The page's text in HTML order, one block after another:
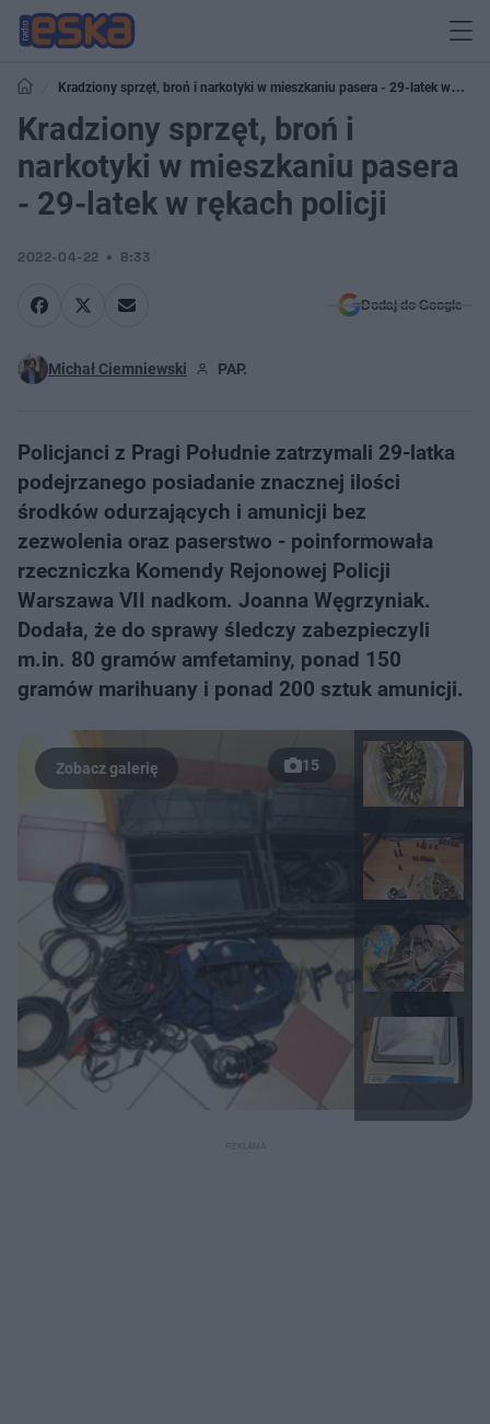
Kradziony sprzęt, broń i narkotyki w mieszkaniu pasera - 29-latek w
rękach policji
Kradziony sprzęt, broń i
narkotyki w mieszkaniu pasera
- 29-latek w rękach policji
2022-04-22 8:33
Dodaj do Google
Michał Ciemniewski PAP.
Policjanci z Pragi Południe zatrzymali 29-latka
podejrzanego posiadanie znacznej ilości
środków odurzających i amunicji bez
zezwolenia oraz paserstwo - poinformowała
rzeczniczka Komendy Rejonowej Policji
Warszawa VII nadkom. Joanna Węgrzyniak.
Dodała, że do sprawy śledczy zabezpieczyli
m.in. 80 gramów amfetaminy, ponad 150
gramów marihuany i ponad 200 sztuk amunicji.
15